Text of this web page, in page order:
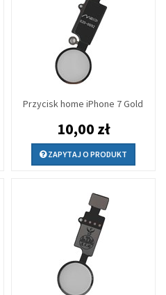
Przycisk home iPhone 7 Gold
10,00 zł
ZAPYTAJ O PRODUKT